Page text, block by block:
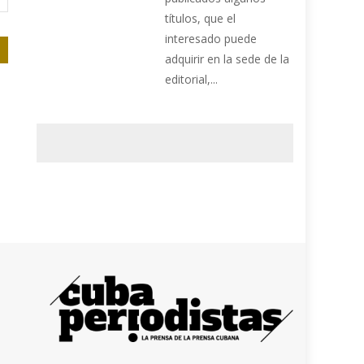
títulos, que el
interesado puede
adquirir en la sede de la
editorial,...